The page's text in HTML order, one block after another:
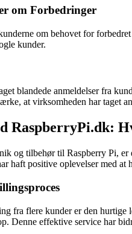
om Forbedringer
om behovet for
kunder.
blandede anmeldelser fra
at virksomheden har taget
RaspberryPi.dk:
og tilbehør til Raspberry Pi,
haft positive oplevelser med at
fra flere kunder er den hurtige
Denne effektive service har